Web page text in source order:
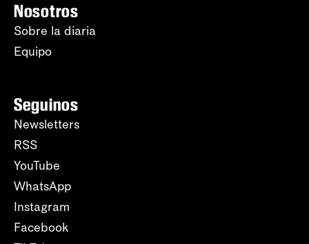
Nosotros
Sobre la diaria
Equipo
Seguinos
Newsletters
RSS
YouTube
WhatsApp
Instagram
Facebook